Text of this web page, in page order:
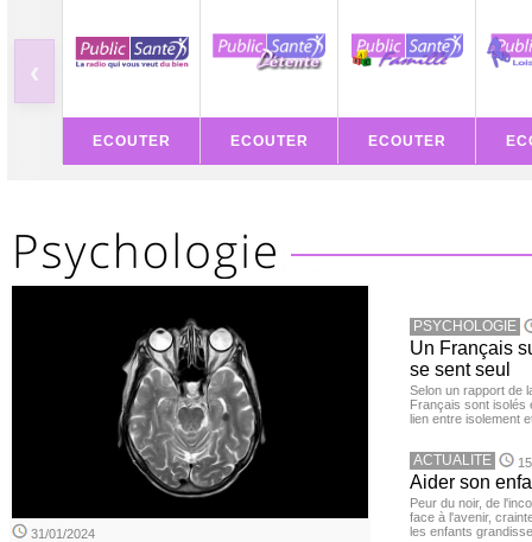
‹
ECOUTER ECOUTER ECOUTER
31/01/2024
PSYCHOLOGIE
Un Français
se sent seul
Selon un rapport de
Français sont isolés
lien entre isolement
ACTUALITE
Aider son
Peur du noir, de
face à l'avenir,
les enfants